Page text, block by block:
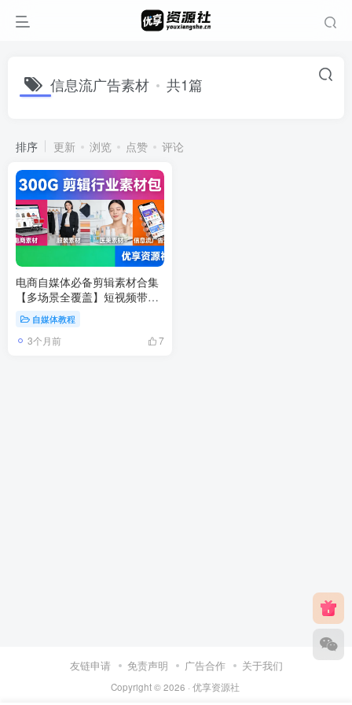
信息流广告素材 共1篇
排序 更新 浏览 点赞 评论
电商自媒体必备剪辑素材合集
【多场景全覆盖】短视频带货
自媒体教程
3个月前 7
友链申请 免责声明 广告合作 关于我们
Copyright © 2026 · 优享资源社